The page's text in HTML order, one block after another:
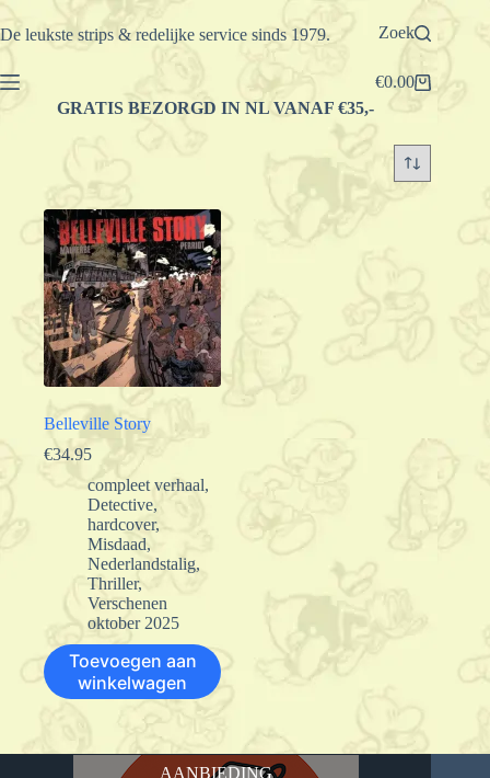
Ga
naar
De leukste strips & redelijke service sinds 1979. Zoek
Winkelwagen
€0.00
GRATIS BEZORGD IN NL VANAF €35,-
Belleville Story
€34.95
compleet verhaal,
Detective,
hardcover,
Misdaad,
Nederlandstalig,
Thriller,
Verschenen
oktober 2025
Toevoegen aan
winkelwagen
AANBIEDING